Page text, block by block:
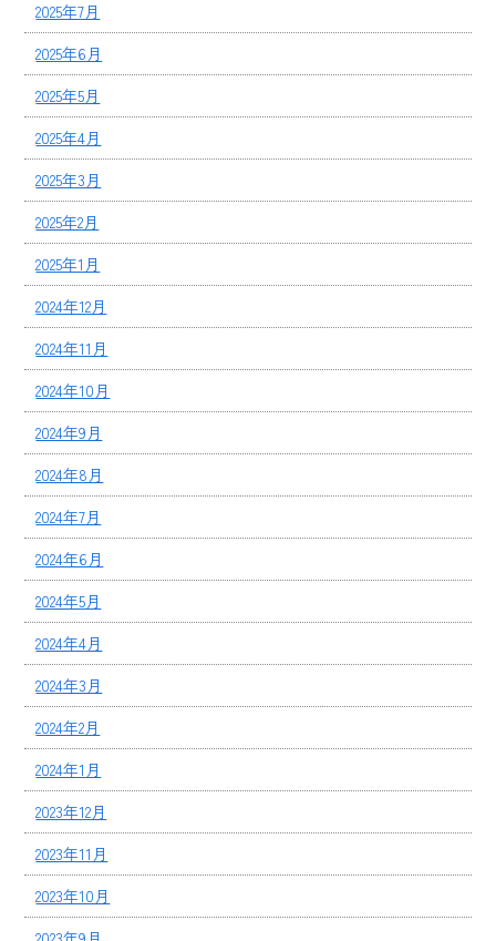
2025年7月
2025年6月
2025年5月
2025年4月
2025年3月
2025年2月
2025年1月
2024年12月
2024年11月
2024年10月
2024年9月
2024年8月
2024年7月
2024年6月
2024年5月
2024年4月
2024年3月
2024年2月
2024年1月
2023年12月
2023年11月
2023年10月